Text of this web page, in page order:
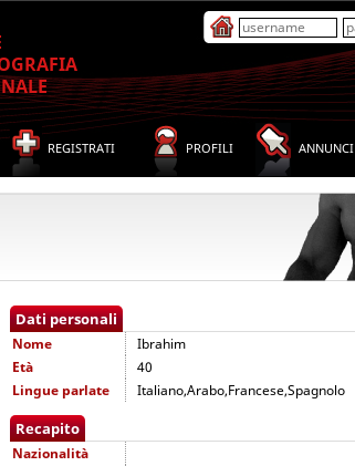
REGISTRATI PROFILI ANNUNCI
Dati personali
Nome
Ibrahim
Età
40
Lingue parlate
Italiano,Arabo,Francese,Spagnolo
Recapito
Nazionalità